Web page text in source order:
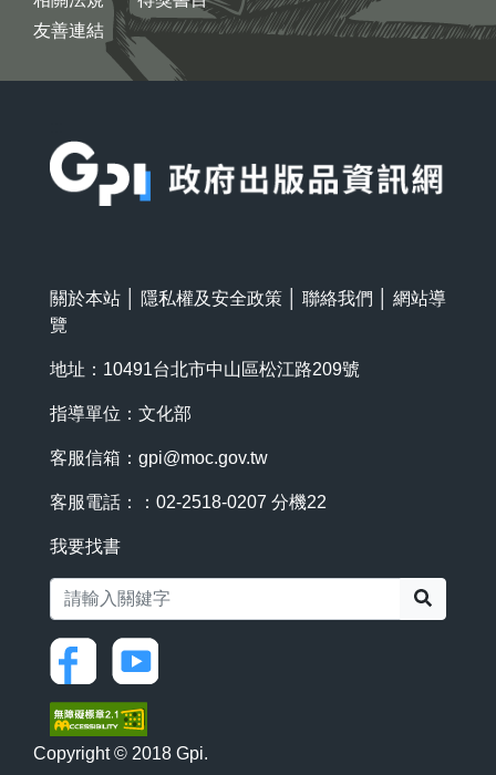
友善連結
關於本站 隱私權及安全政策 聯絡我們
網站導
覽
地址：10491台北市中山區松江路209號
指導單位：文化部
客服信箱： gpi@moc.gov.tw
客服電話：：02-2518-0207 分機22
我要找書
Copyright © 2018 Gpi.